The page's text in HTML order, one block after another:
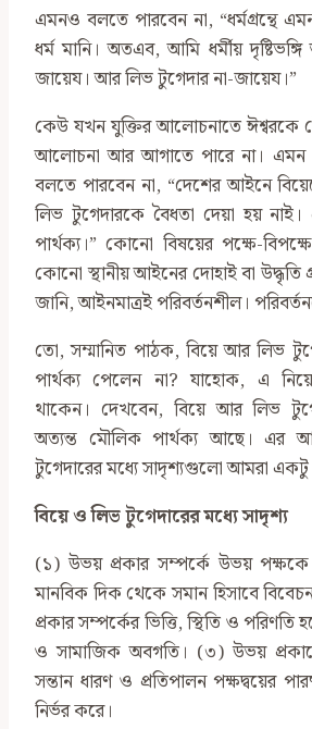
এমনও বলতে পারবেন না, “ধর্মগ্রন্থে
ধর্ম মানি। অতএব, আমি ধর্মীয়
জায়েয। আর লিভ টুগেদার না-জায়েয।”
কেউ যখন যুক্তির আলোচনাতে ঈশ্বরকে
আলোচনা আর আগাতে পারে না।
বলতে পারবেন না, “দেশের আইনে
লিভ টুগেদারকে বৈধতা দেয়া হয়
পার্থক্য।” কোনো বিষয়ের পক্ষে-
কোনো স্থানীয় আইনের দোহাই বা উদ্ধৃতি
জানি, আইনমাত্রই পরিবর্তনশীল।
তো, সম্মানিত পাঠক, বিয়ে আর লিভ
পার্থক্য পেলেন না? যাহোক, এ
থাকেন। দেখবেন, বিয়ে আর লিভ
অত্যন্ত মৌলিক পার্থক্য আছে। এর
টুগেদারের মধ্যে সাদৃশ্যগুলো আমরা একটু
বিয়ে ও লিভ টুগেদারের মধ্যে সাদৃশ্য
(১) উভয় প্রকার সম্পর্কে উভয়
মানবিক দিক থেকে সমান হিসাবে
প্রকার সম্পর্কের ভিত্তি, স্থিতি ও পরিণতি
ও সামাজিক অবগতি। (৩) উভয়
সন্তান ধারণ ও প্রতিপালন পক্ষদ্বয়ের
নির্ভর করে।